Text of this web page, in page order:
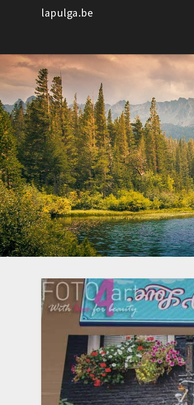
lapulga.be